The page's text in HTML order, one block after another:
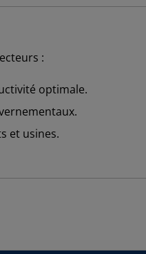
:
optimale.
et usines.